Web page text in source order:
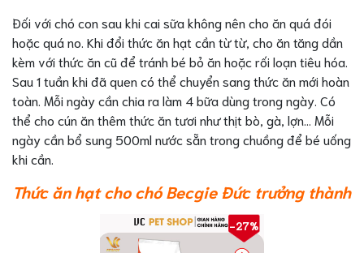
Đối với chó con sau khi cai sữa không nên cho ăn quá đói
hoặc quá no. Khi đổi thức ăn hạt cần từ từ, cho ăn tăng dần
kèm với thức ăn cũ để tránh bé bỏ ăn hoặc rối loạn tiêu hóa.
Sau 1 tuần khi đã quen có thể chuyển sang thức ăn mới hoàn
toàn. Mỗi ngày cần chia ra làm 4 bữa dùng trong ngày. Có
thể cho cún ăn thêm thức ăn tươi như thịt bò, gà, lợn… Mỗi
ngày cần bổ sung 500ml nước sẵn trong chuồng để bé uống
khi cần.
Thức ăn hạt cho chó Becgie Đức trưởng thành
-27%